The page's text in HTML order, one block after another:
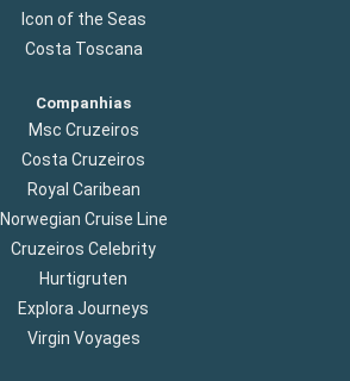
Icon of the Seas
Costa Toscana
Companhias
Msc Cruzeiros
Costa Cruzeiros
Royal Caribean
Norwegian Cruise Line
Cruzeiros Celebrity
Hurtigruten
Explora Journeys
Virgin Voyages